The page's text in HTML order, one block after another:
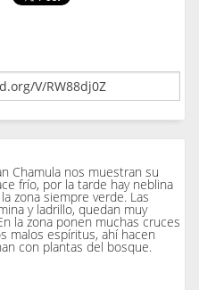
Chamula nos muestran su
frío, por la tarde hay neblina
zona siempre verde. Las
y ladrillo, quedan muy
la zona ponen muchas cruces
malos espíritus, ahí hacen
con plantas del bosque.